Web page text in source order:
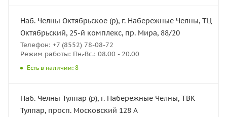
Наб. Челны Октябрьское (р), г. Набережные Челны, ТЦ
Октябрьский, 25-й комплекс, пр. Мира, 88/20
Телефон: +7 (8552) 78-08-72
Режим работы: Пн.-Вс.: 08.00 - 20.00
Есть в наличии: 8
Наб. Челны Тулпар (р), г. Набережные Челны, ТВК
Тулпар, просп. Московский 128 А